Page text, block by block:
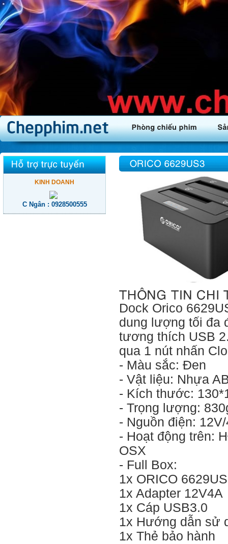
KINH DOANH
C Ngân : 0928500555
Dock Orico
dung lượng tối đa
tương thích USB
qua 1 nút nhấn
- Màu sắc: Đen
- Vật liệu: Nhựa
- Kích thước:
- Trọng lượng:
- Nguồn điện:
- Hoạt động trên:
OSX
- Full Box:
1x ORICO
1x Adapter 12V4A
1x Cáp USB3.0
1x Hướng dẫn sử
1x Thẻ bảo hành